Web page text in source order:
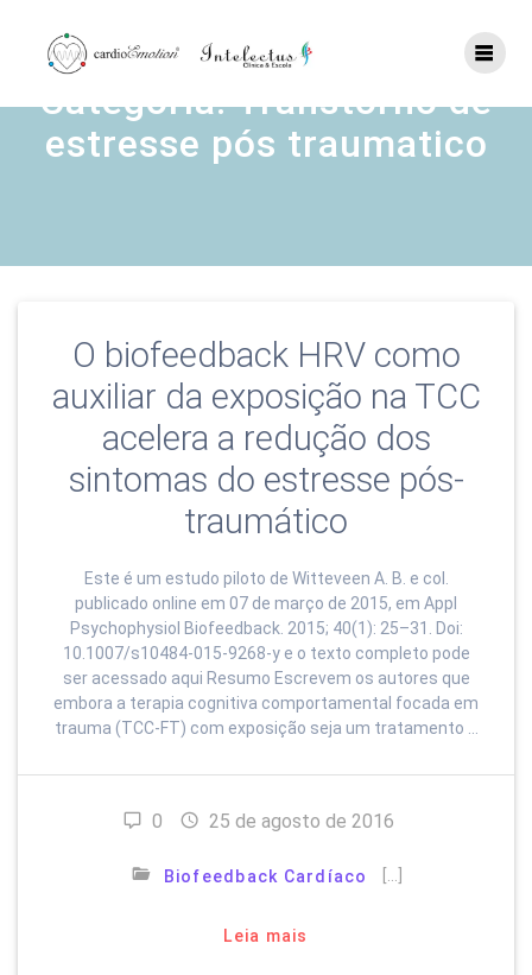
content
Categoria:Transtorno de
estresse pós traumatico
O biofeedback HRV como
auxiliar da exposição na TCC
acelera a redução dos
sintomas do estresse pós-
traumático
Este é um estudo piloto de Witteveen A. B. e col.
publicado online em 07 de março de 2015, em Appl
Psychophysiol Biofeedback. 2015; 40(1): 25–31. Doi:
10.1007/s10484-015-9268-y e o texto completo pode
ser acessado aqui Resumo Escrevem os autores que
embora a terapia cognitiva comportamental focada em
trauma (TCC-FT) com exposição seja um tratamento …
0 25 de agosto de 2016
Biofeedback Cardíaco […]
Leia mais